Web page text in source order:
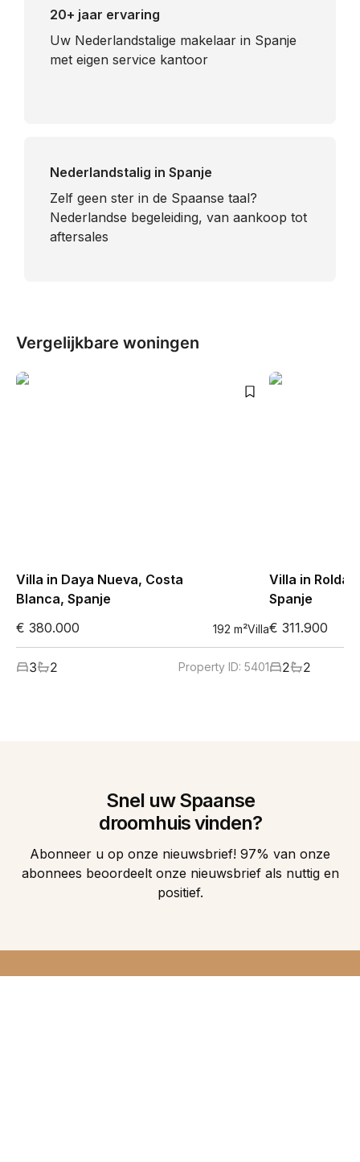
20+ jaar ervaring
Uw Nederlandstalige makelaar in Spanje
met eigen service kantoor
Nederlandstalig in Spanje
​Zelf geen ster in de Spaanse taal?
Nederlandse begeleiding, van aankoop tot
aftersales
Vergelijkbare woningen
Villa in Daya Nueva, Costa
Blanca, Spanje
€ 380.000
192 m²Villa
3 2 Property ID: 5401
Villa in
Spanje
€ 311.900
2 2
Snel uw Spaanse
droomhuis vinden?
Abonneer u op onze nieuwsbrief! 97% van onze
abonnees beoordeelt onze nieuwsbrief als nuttig en
positief.